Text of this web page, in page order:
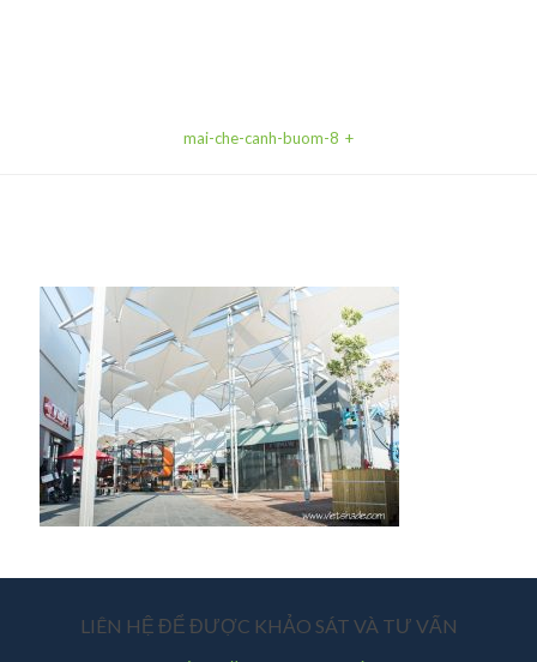
mai-che-canh-buom-8
LIÊN HỆ ĐỂ ĐƯỢC KHẢO SÁT VÀ TƯ VẤN